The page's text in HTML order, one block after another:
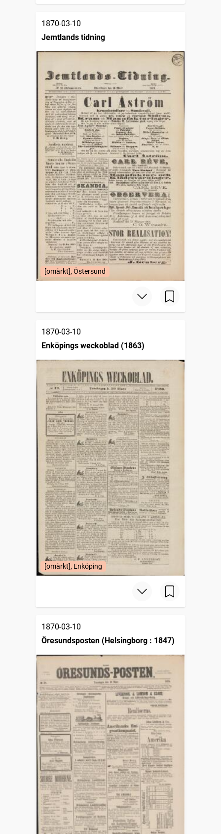
1870-03-10
Jemtlands tidning
[omärkt], Östersund
1870-03-10
Enköpings weckoblad (1863)
[omärkt], Enköping
1870-03-10
Öresundsposten (Helsingborg : 1847)